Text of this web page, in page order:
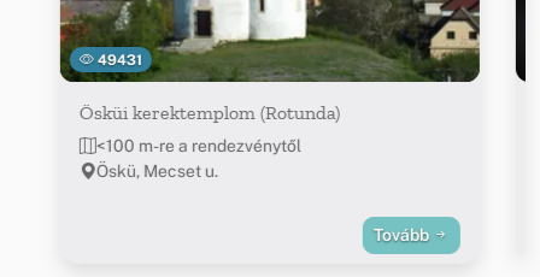
49431
Ösküi kerektemplom (Rotunda)
<100 m-re a rendezvénytől
Öskü, Mecset u.
Tovább